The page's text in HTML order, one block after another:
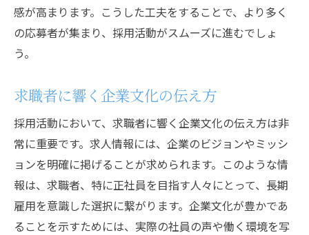
正社員応募者に響く求人情報のポイントとは
正社員向け求人情報のキーポイント
長期的なキャリア形成を支える福利厚生
正社員応募者に対する差別化要因の提示
リーダーシップと成長機会を強調した求人
応募プロセスを効率化する最新ツールの紹介
AIを活用した応募者選別ツールの活用法
自動化システムで応募プロセスを効率化
感が高まります。こうした工夫をすることで、より多く
の応募者が集まり、採用活動がスムーズに進むでしょ
う。
求職者に響く企業文化の伝え方
採用活動において、求職者に響く企業文化の伝え方は非
常に重要です。求人情報には、企業のビジョンやミッシ
ョンを明確に掲げることが求められます。このような情
報は、求職者、特に正社員を目指す人々にとって、長期
雇用を意識した選択に繋がります。企業文化が豊かであ
ることを示すためには、実際の社員の声や働く環境を写